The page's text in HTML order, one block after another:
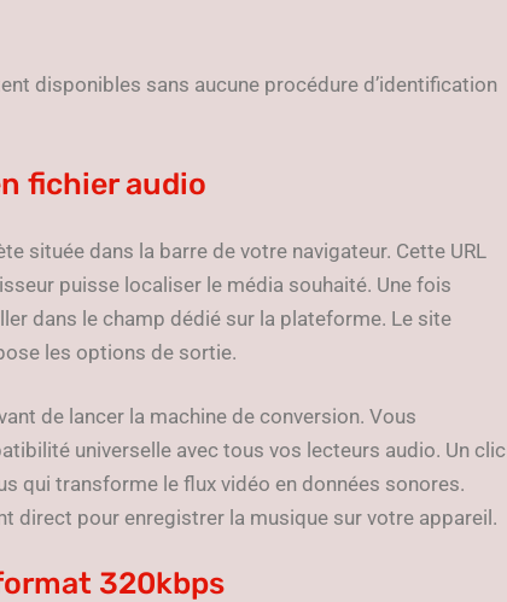
disponibles sans aucune procédure d’identification
fichier audio
située dans la barre de votre navigateur. Cette URL
puisse localiser le média souhaité. Une fois
dans le champ dédié sur la plateforme. Le site
les options de sortie.
de lancer la machine de conversion. Vous
universelle avec tous vos lecteurs audio. Un clic
qui transforme le flux vidéo en données sonores.
direct pour enregistrer la musique sur votre appareil.
320kbps